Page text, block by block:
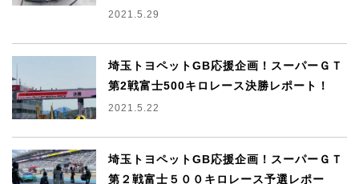
2021.5.29
埼玉トヨペットGB応援企画！スーパーＧＴ
第2戦富士500キロレース決勝レポート！
2021.5.22
埼玉トヨペットGB応援企画！スーパーＧＴ
第２戦富士５００キロレース予選レポー